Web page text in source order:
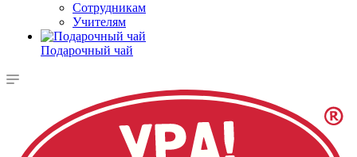
Сотрудникам
Учителям
Подарочный чай